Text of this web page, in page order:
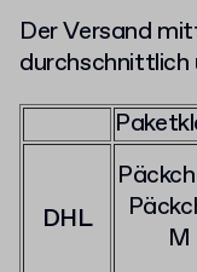
Der Versand
durchschnittlich
DHL
M